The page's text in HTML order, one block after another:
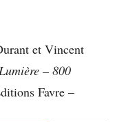
et Vincent
– 800
Favre –